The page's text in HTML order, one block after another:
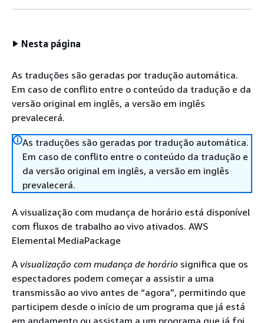
Nesta página
As traduções são geradas por tradução automática.
Em caso de conflito entre o conteúdo da tradução e da
versão original em inglês, a versão em inglês
prevalecerá.
As traduções são geradas por tradução automática.
Em caso de conflito entre o conteúdo da tradução e
da versão original em inglês, a versão em inglês
prevalecerá.
A visualização com mudança de horário está disponível
com fluxos de trabalho ao vivo ativados. AWS
Elemental MediaPackage
A visualização com mudança de horário significa que os
espectadores podem começar a assistir a uma
transmissão ao vivo antes de “agora”, permitindo que
participem desde o início de um programa que já está
em andamento ou assistam a um programa que já foi